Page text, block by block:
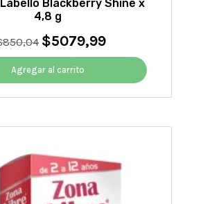
Blackberry Shine x
4,8 g
El
precio
original
era:
$6850,04.
$5079,99El
precio
es:
$5079,99.
Agregar al carrito